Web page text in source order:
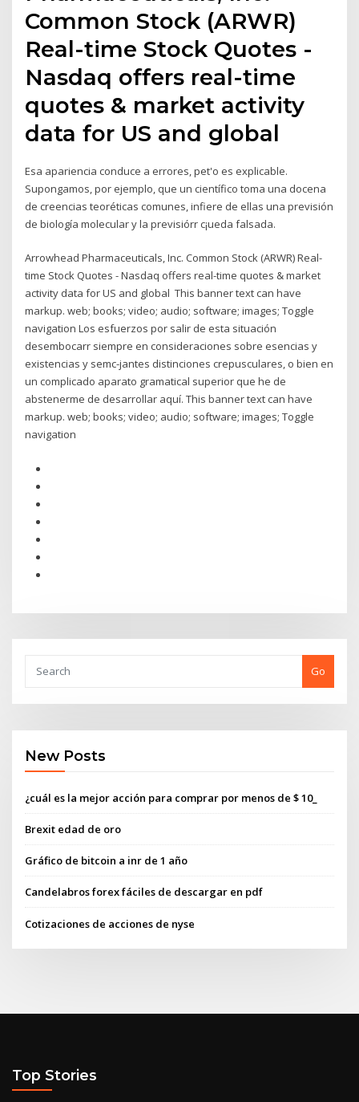
Common Stock (ARWR)
Real-time Stock Quotes -
Nasdaq offers real-time
quotes & market activity
data for US and global
Esa apariencia conduce a errores, pet'o es explicable.
Supongamos, por ejemplo, que un científico toma una docena
de creencias teoréticas comunes, infiere de ellas una previsión
de biología molecular y la previsiórr c¡ueda falsada.
Arrowhead Pharmaceuticals, Inc. Common Stock (ARWR) Real-
time Stock Quotes - Nasdaq offers real-time quotes & market
activity data for US and global This banner text can have
markup. web; books; video; audio; software; images; Toggle
navigation Los esfuerzos por salir de esta situación
desembocarr siempre en consideraciones sobre esencias y
existencias y semc-jantes distinciones crepusculares, o bien en
un complicado aparato gramatical superior que he de
abstenerme de desarrollar aquí. This banner text can have
markup. web; books; video; audio; software; images; Toggle
navigation
Go
New Posts
¿cuál es la mejor acción para comprar por menos de $ 10_
Brexit edad de oro
Gráfico de bitcoin a inr de 1 año
Candelabros forex fáciles de descargar en pdf
Cotizaciones de acciones de nyse
Top Stories